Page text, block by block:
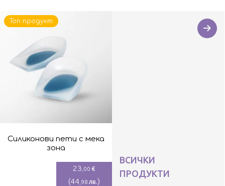
Силиконови пети с мека
зона
23 ,00 €
(44,98 лв.)
Топ продукт
ВСИЧКИ
ПРОДУКТИ